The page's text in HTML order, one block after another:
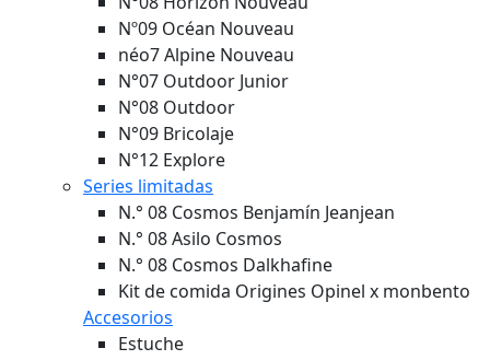
Nº09 Océan Nouveau
néo7 Alpine Nouveau
N°07 Outdoor Junior
N°08 Outdoor
N°09 Bricolaje
N°12 Explore
Series limitadas
N.° 08 Cosmos Benjamín Jeanjean
N.° 08 Asilo Cosmos
N.° 08 Cosmos Dalkhafine
Kit de comida Origines Opinel x monbento
Accesorios
Estuche